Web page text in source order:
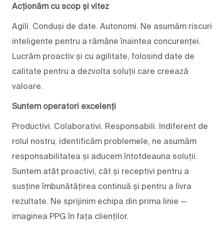
Acționăm cu scop și vitez
Agili. Conduși de date. Autonomi. Ne asumăm riscuri
inteligente pentru a rămâne înaintea concurenței.
Lucrăm proactiv și cu agilitate, folosind date de
calitate pentru a dezvolta soluții care creează
valoare.
Suntem operatori excelenți
Productivi. Colaborativi. Responsabili. Indiferent de
rolul nostru, identificăm problemele, ne asumăm
responsabilitatea și aducem întotdeauna soluții.
Suntem atât proactivi, cât și receptivi pentru a
susține îmbunătățirea continuă și pentru a livra
rezultate. Ne sprijinim echipa din prima linie —
imaginea PPG în fața clienților.